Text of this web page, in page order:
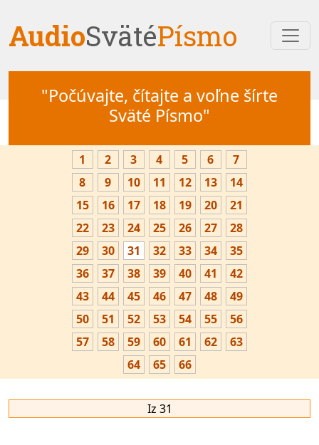
AudioSvätéPísmo
"Počúvajte, čítajte a voľne šírte
Sväté Písmo"
1 2 3 4 5 6
7
8
9 10 11 12 13
14
15
16 17 18 19 20
21
22
23 24 25 26 27
28
29
30 31 32 33 34
35
36
37 38 39 40 41
42
43
44 45 46 47 48
49
50
51 52 53 54 55
56
57
58 59 60 61 62
63
64
65 66
Iz 31